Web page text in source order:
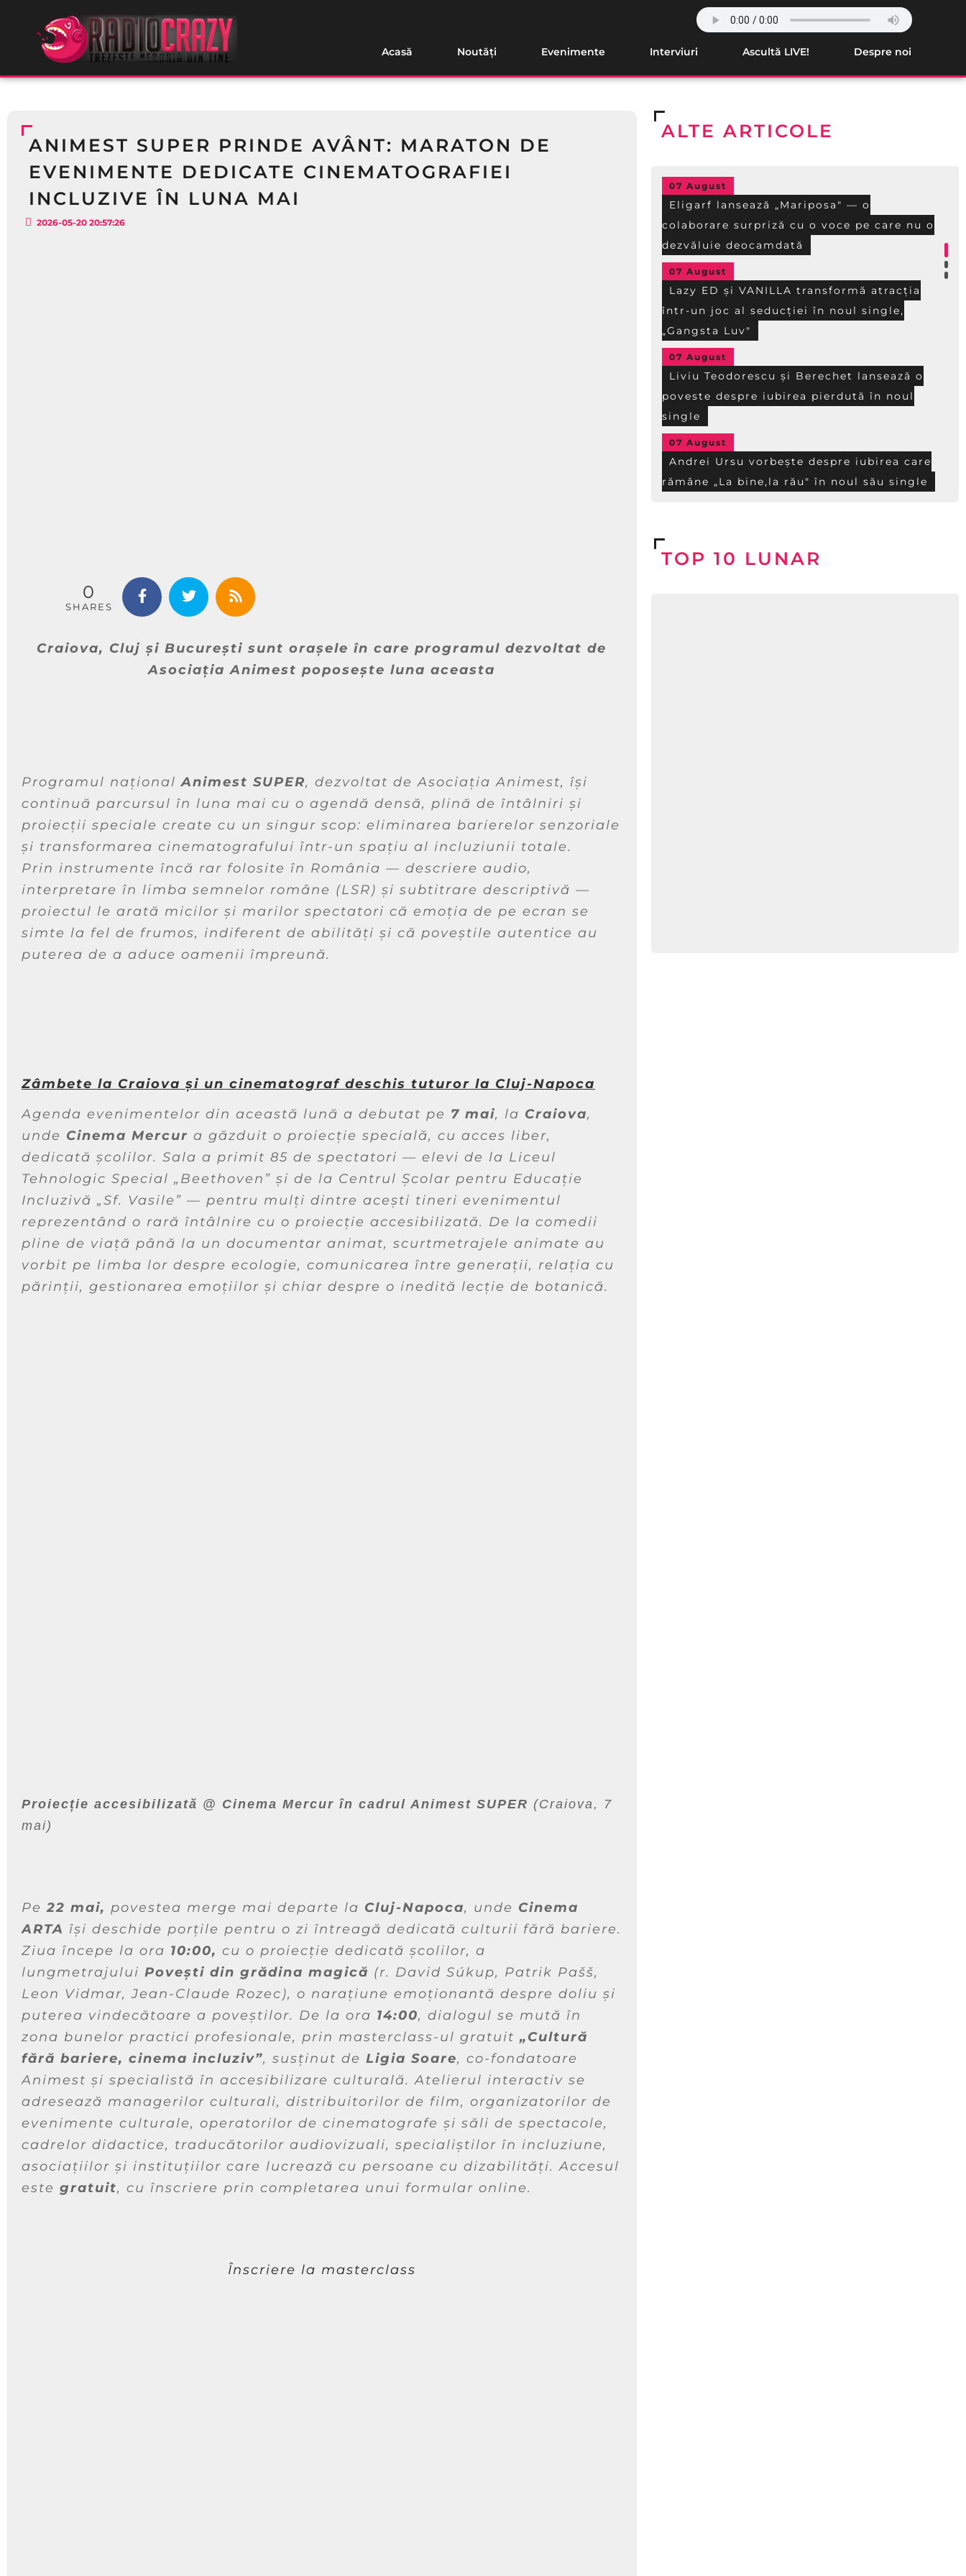
Acasă Noutăți Evenimente Interviuri Ascultă LIVE! Despre noi
ANIMEST SUPER PRINDE AVÂNT: MARATON DE
EVENIMENTE DEDICATE CINEMATOGRAFIEI
INCLUZIVE ÎN LUNA MAI
2026-05-20 20:57:26
0
SHARES
Craiova, Cluj și București sunt orașele în care programul dezvoltat de
Asociația Animest poposește luna aceasta
Programul naționalAnimest SUPER, dezvoltat de Asociația Animest, își
continuă parcursul în luna mai cu o agendă densă, plină de întâlniri și
proiecții speciale create cu un singur scop: eliminarea barierelor senzoriale
și transformarea cinematografului într-un spațiu al incluziunii totale.
Prin instrumente încă rar folosite în România — descriere audio,
interpretare în limba semnelor române (LSR) și subtitrare descriptivă —
proiectul le arată micilor și marilor spectatori că emoția de pe ecran se
simte la fel de frumos, indiferent de abilități și că poveștile autentice au
puterea de a aduce oamenii împreună.
Zâmbete la Craiova și un cinematograf deschis tuturor la Cluj-Napoca
Agenda evenimentelor din această lună a debutat pe 7 mai, la Craiova,
unde Cinema Mercur a găzduit o proiecție specială, cu acces liber,
dedicată școlilor. Sala a primit 85 de spectatori — elevi de la Liceul
Tehnologic Special „Beethoven” și de la Centrul Școlar pentru Educație
Incluzivă „Sf. Vasile” — pentru mulți dintre acești tineri evenimentul
reprezentând o rară întâlnire cu o proiecție accesibilizată. De la comedii
pline de viață până la un documentar animat, scurtmetrajele animate au
vorbit pe limba lor despre ecologie, comunicarea între generații, relația cu
părinții, gestionarea emoțiilor și chiar despre o inedită lecție de botanică.
Proiecție accesibilizată @ Cinema Mercur în cadrul Animest SUPER (Craiova, 7
mai)
Pe22 mai, povestea merge mai departe la Cluj-Napoca, unde Cinema
ARTA își deschide porțile pentru o zi întreagă dedicată culturii fără bariere.
Ziua începe la ora 10:00, cu o proiecție dedicată școlilor, a
lungmetrajului Povești din grădina magică (r. David Súkup, Patrik Pašš,
Leon Vidmar, Jean-Claude Rozec), o narațiune emoționantă despre doliu și
puterea vindecătoare a poveștilor. De la ora 14:00, dialogul se mută în
zona bunelor practici profesionale, prin masterclass-ul gratuit „Cultură
fără bariere, cinema incluziv”, susținut de Ligia Soare, co-fondatoare
Animest și specialistă în accesibilizare culturală. Atelierul interactiv se
adresează managerilor culturali, distribuitorilor de film, organizatorilor de
evenimente culturale, operatorilor de cinematografe și săli de spectacole,
cadrelor didactice, traducătorilor audiovizuali, specialiștilor în incluziune,
asociațiilor și instituțiilor care lucrează cu persoane cu dizabilități. Accesul
este gratuit, cu înscriere prin completarea unui formular online.
Înscriere la masterclass
ALTE ARTICOLE
07 August
Eligarf lansează „Mariposa" — o
colaborare surpriză cu o voce pe care nu o
dezvăluie deocamdată
07 August
Lazy ED și VANILLA transformă atracția
într-un joc al seducției în noul single,
„Gangsta Luv"
07 August
Liviu Teodorescu și Berechet lansează o
poveste despre iubirea pierdută în noul
single
07 August
Andrei Ursu vorbește despre iubirea care
rămâne „La bine,la rău" în noul său single
TOP 10 LUNAR